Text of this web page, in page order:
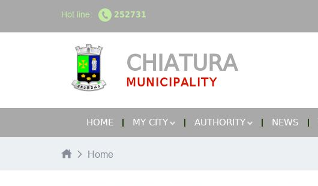
Hot line: 252731
CHIATURA
MUNICIPALITY
HOME MY CITY AUTHORITY NEWS
Home